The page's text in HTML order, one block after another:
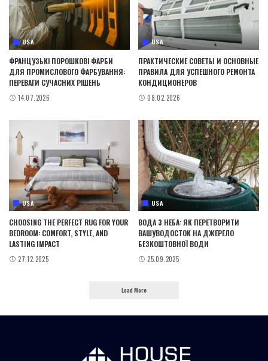
USA
ФРАНЦУЗЬКІ ПОРОШКОВІ ФАРБИ
ДЛЯ ПРОМИСЛОВОГО ФАРБУВАННЯ:
ПЕРЕВАГИ СУЧАСНИХ РІШЕНЬ
14.07.2026
USA
ПРАКТИЧЕСКИЕ СОВЕТЫ И ОСНОВНЫЕ
ПРАВИЛА ДЛЯ УСПЕШНОГО РЕМОНТА
КОНДИЦИОНЕРОВ
08.02.2026
USA
CHOOSING THE PERFECT RUG FOR YOUR
BEDROOM: COMFORT, STYLE, AND
LASTING IMPACT
27.12.2025
USA
ВОДА З НЕБА: ЯК ПЕРЕТВОРИТИ
ВАШУВОДОСТОК НА ДЖЕРЕЛО
БЕЗКОШТОВНОЇ ВОДИ
25.09.2025
Load More